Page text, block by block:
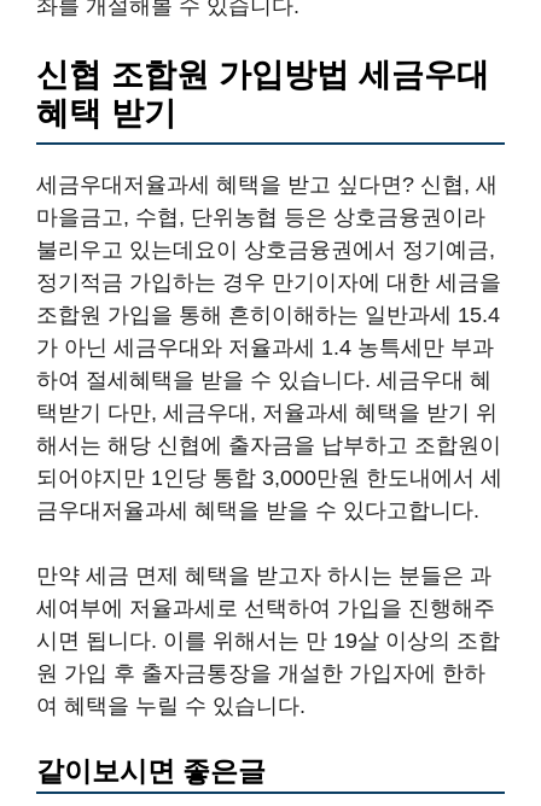
좌를 개설해볼 수 있습니다.
신협 조합원 가입방법 세금우대
혜택 받기
세금우대저율과세 혜택을 받고 싶다면? 신협, 새
마을금고, 수협, 단위농협 등은 상호금융권이라
불리우고 있는데요이 상호금융권에서 정기예금,
정기적금 가입하는 경우 만기이자에 대한 세금을
조합원 가입을 통해 흔히이해하는 일반과세 15.4
가 아닌 세금우대와 저율과세 1.4 농특세만 부과
하여 절세혜택을 받을 수 있습니다. 세금우대 혜
택받기 다만, 세금우대, 저율과세 혜택을 받기 위
해서는 해당 신협에 출자금을 납부하고 조합원이
되어야지만 1인당 통합 3,000만원 한도내에서 세
금우대저율과세 혜택을 받을 수 있다고합니다.
만약 세금 면제 혜택을 받고자 하시는 분들은 과
세여부에 저율과세로 선택하여 가입을 진행해주
시면 됩니다. 이를 위해서는 만 19살 이상의 조합
원 가입 후 출자금통장을 개설한 가입자에 한하
여 혜택을 누릴 수 있습니다.
같이보시면 좋은글